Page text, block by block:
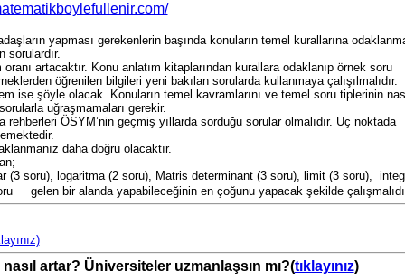
yapması gerekenlerin başında konuların temel kurallarına
sorulardır.
artacaktır. Konu anlatım kitaplarından kurallara odaklanıp örnek soru
öğrenilen bilgileri yeni bakılan sorularda kullanmaya çalışılmalıdır.
ise şöyle olacak. Konuların temel kavramlarını ve temel soru tiplerinin
uğraşmamaları gerekir.
ÖSYM’nin geçmiş yıllarda sorduğu sorular olmalıdır. Uç noktada
daha doğru olacaktır.
(3 soru), logaritma (2 soru), Matris determinant (3 soru), limit (3 soru),
gelen bir alanda yapabileceğinin en çoğunu yapacak şekilde
artar? Üniversiteler uzmanlaşsın mı?(tıklayınız)